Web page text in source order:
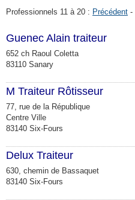
Professionnels 11 à 20 : Précédent -
Guenec Alain traiteur
652 ch Raoul Coletta
83110 Sanary
M Traiteur Rôtisseur
77, rue de la République
Centre Ville
83140 Six-Fours
Delux Traiteur
630, chemin de Bassaquet
83140 Six-Fours